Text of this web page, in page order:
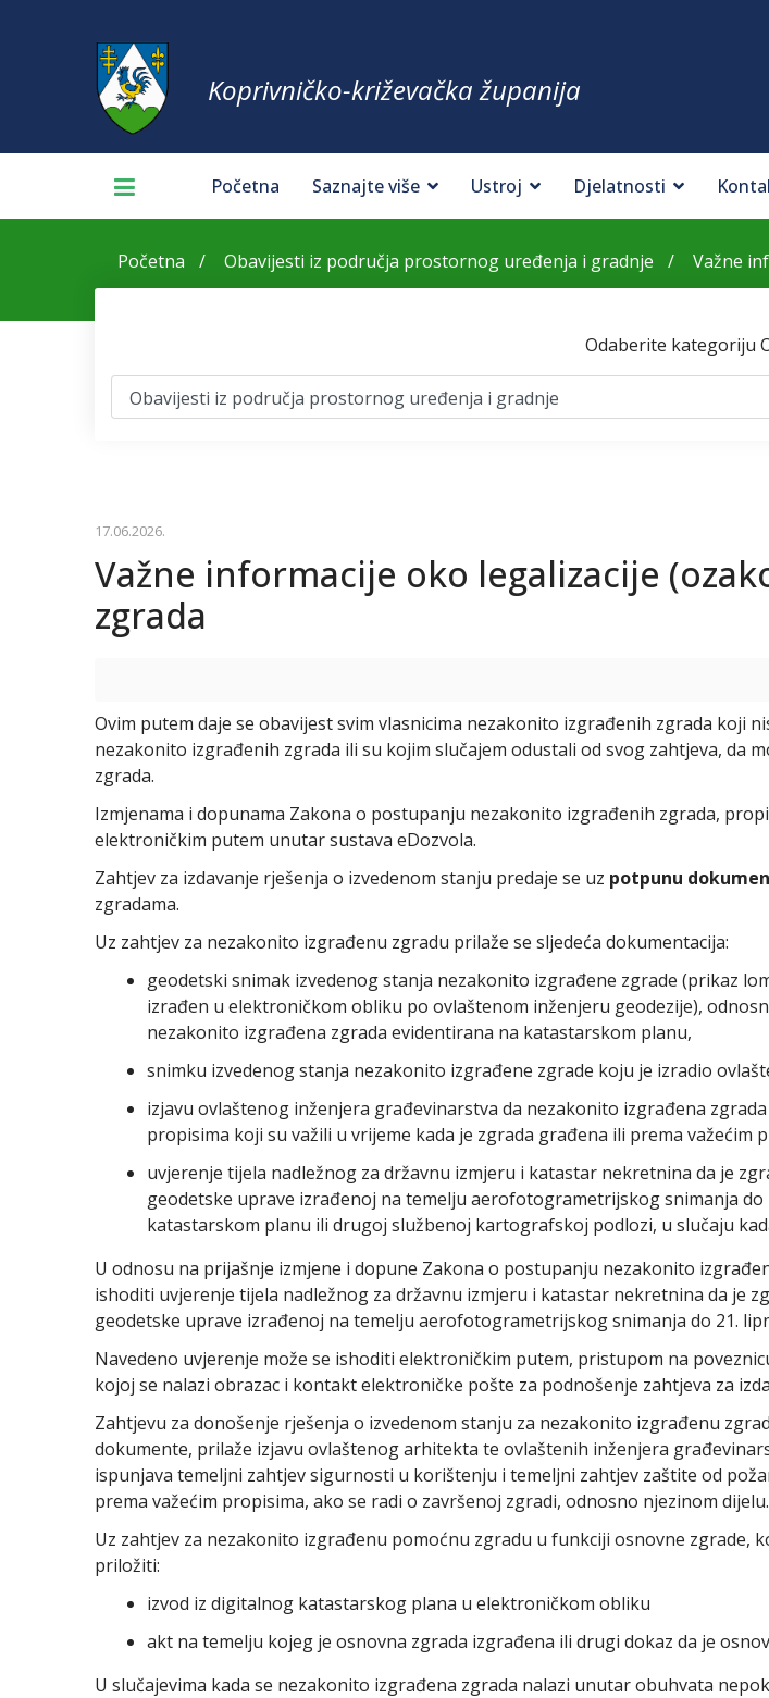
Koprivničko-križevačka županija
Početna Saznajte više Ustroj Djelatnosti
Početna Obavijesti iz područja prostornog uređenja i gradnje Važne
Odaberite kategoriju
17.06.2026.
Važne informacije oko legalizacije
zgrada
Ovim putem daje se obavijest svim vlasnicima nezakonito izgrađenih zgrada koji
nezakonito izgrađenih zgrada ili su kojim slučajem odustali od svog zahtjeva, da
zgrada.
Izmjenama i dopunama Zakona o postupanju nezakonito izgrađenih zgrada,
elektroničkim putem unutar sustava eDozvola.
Zahtjev za izdavanje rješenja o izvedenom stanju predaje se uz potpunu
zgradama.
Uz zahtjev za nezakonito izgrađenu zgradu prilaže se sljedeća dokumentacija:
geodetski snimak izvedenog stanja nezakonito izgrađene zgrade (prikaz
izrađen u elektroničkom obliku po ovlaštenom inženjeru geodezije),
nezakonito izgrađena zgrada evidentirana na katastarskom planu,
snimku izvedenog stanja nezakonito izgrađene zgrade koju je izradio
izjavu ovlaštenog inženjera građevinarstva da nezakonito izgrađena
propisima koji su važili u vrijeme kada je zgrada građena ili prema
uvjerenje tijela nadležnog za državnu izmjeru i katastar nekretnina da je
geodetske uprave izrađenoj na temelju aerofotogrametrijskog snimanja
katastarskom planu ili drugoj službenoj kartografskoj podlozi, u slučaju
U odnosu na prijašnje izmjene i dopune Zakona o postupanju nezakonito
ishoditi uvjerenje tijela nadležnog za državnu izmjeru i katastar nekretnina da je
geodetske uprave izrađenoj na temelju aerofotogrametrijskog snimanja do 21.
Navedeno uvjerenje može se ishoditi elektroničkim putem, pristupom na
kojoj se nalazi obrazac i kontakt elektroničke pošte za podnošenje zahtjeva za
Zahtjevu za donošenje rješenja o izvedenom stanju za nezakonito izgrađenu
dokumente, prilaže izjavu ovlaštenog arhitekta te ovlaštenih inženjera
ispunjava temeljni zahtjev sigurnosti u korištenju i temeljni zahtjev zaštite od
prema važećim propisima, ako se radi o završenoj zgradi, odnosno njezinom dijelu.
Uz zahtjev za nezakonito izgrađenu pomoćnu zgradu u funkciji osnovne zgrade,
priložiti:
izvod iz digitalnog katastarskog plana u elektroničkom obliku
akt na temelju kojeg je osnovna zgrada izgrađena ili drugi dokaz da je
U slučajevima kada se nezakonito izgrađena zgrada nalazi unutar obuhvata